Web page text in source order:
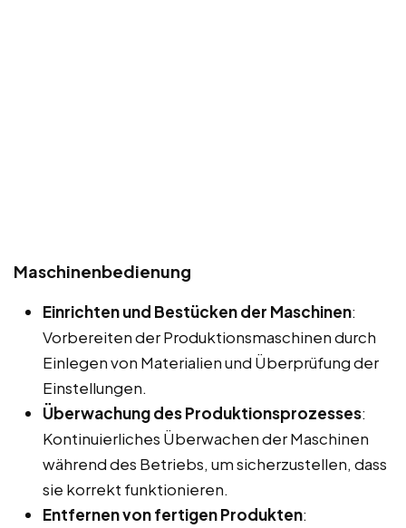
Maschinenbedienung
Einrichten und Bestücken der Maschinen:
Vorbereiten der Produktionsmaschinen durch
Einlegen von Materialien und Überprüfung der
Einstellungen.
Überwachung des Produktionsprozesses:
Kontinuierliches Überwachen der Maschinen
während des Betriebs, um sicherzustellen, dass
sie korrekt funktionieren.
Entfernen von fertigen Produkten: